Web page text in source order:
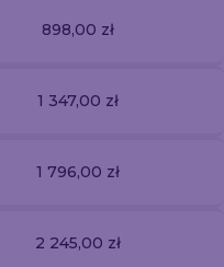
898,00 zł
1 347,00 zł
1 796,00 zł
2 245,00 zł